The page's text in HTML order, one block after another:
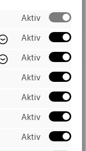
Aktiv
Aktiv
Aktiv
Aktiv
Aktiv
Aktiv
Aktiv